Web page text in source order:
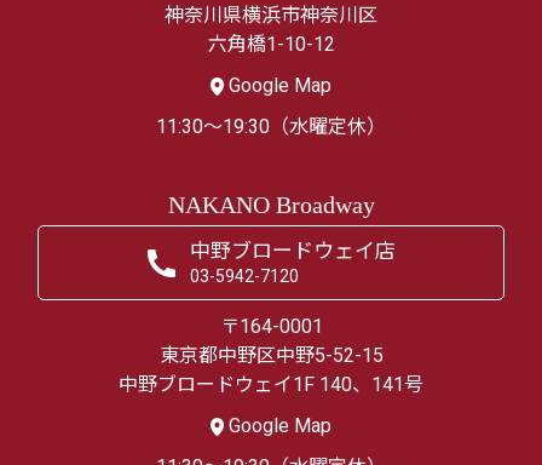
神奈川県横浜市神奈川区
六角橋1-10-12
Google Map
11:30～19:30（水曜定休）
NAKANO Broadway
中野ブロードウェイ店
03-5942-7120
〒164-0001
東京都中野区中野5-52-15
中野ブロードウェイ1F 140、141号
Google Map